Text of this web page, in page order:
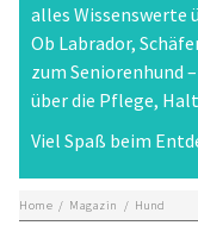
alles Wissenswerte
Ob Labrador,
zum Seniorenhund
über die Pflege,
Viel Spaß beim
Home / Magazin / Hund